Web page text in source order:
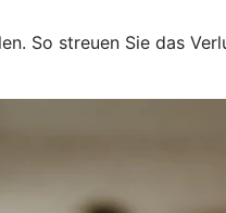
So streuen Sie das